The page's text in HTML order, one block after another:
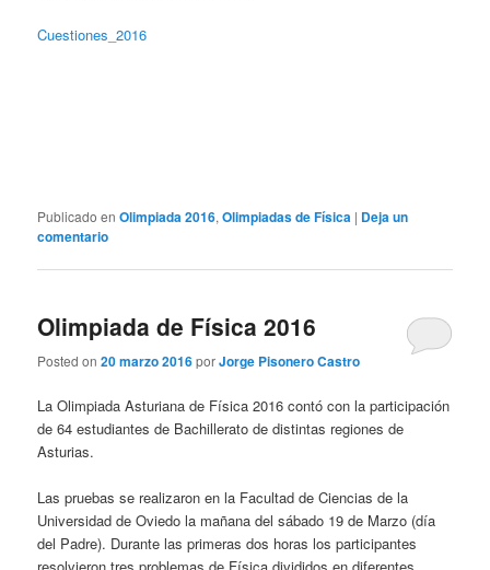
Cuestiones_2016
Publicado en Olimpiada 2016,Olimpiadas de Física | Deja un
comentario
Olimpiada de Física 2016
Posted on20 marzo 2016porJorge Pisonero Castro
La Olimpiada Asturiana de Física 2016 contó con la participación
de 64 estudiantes de Bachillerato de distintas regiones de
Asturias.
Las pruebas se realizaron en la Facultad de Ciencias de la
Universidad de Oviedo la mañana del sábado 19 de Marzo (día
del Padre). Durante las primeras dos horas los participantes